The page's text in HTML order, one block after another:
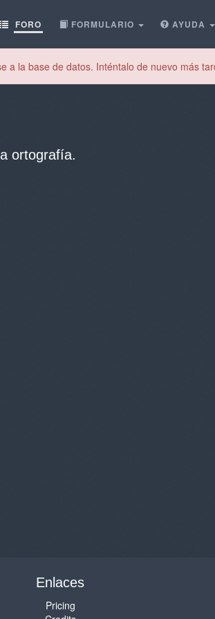
FORO FORMULARIO AYUDA
a la base de datos. Inténtalo de nuevo más
ortografía.
Enlaces
Pricing